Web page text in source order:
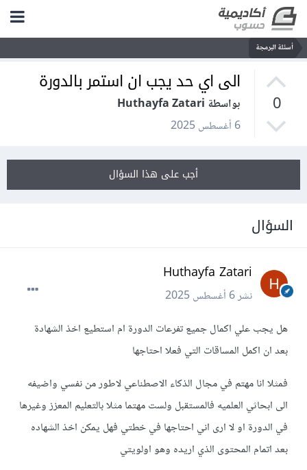
أسئلة البرمجة
0
الى اي حد يجب ان استمر بالدورة
بواسطة Huthayfa Zatari
6 أغسطس 2025
أجب على هذا السؤال
السؤال
Huthayfa Zatari
نشر6 أغسطس 2025
هل يجب علي اكمال جميع تفرعات الدورة ام استطيع اخذ الشهادة
بعد ان اكمل المساقات التي فعلا احتاجها
فمثلا انا مهتم في مجال الذكاء الاصطناعي لاطور من نفسي واضيفه
الى ابحاثي العلميه فالمستقبل ولست مهتما مثلا بالتعليم المعزز وغيرها
في الدورة او لا ارى اني احتاجها في خطتي فهل يمكن اخذ الشهاده
بعد اتمام المحتوى الذي اريده وهو اولويتي